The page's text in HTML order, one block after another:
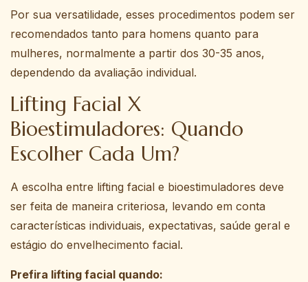
Por sua versatilidade, esses procedimentos podem ser
recomendados tanto para homens quanto para
mulheres, normalmente a partir dos 30-35 anos,
dependendo da avaliação individual.
Lifting Facial X
Bioestimuladores: Quando
Escolher Cada Um?
A escolha entre lifting facial e bioestimuladores deve
ser feita de maneira criteriosa, levando em conta
características individuais, expectativas, saúde geral e
estágio do envelhecimento facial.
Prefira lifting facial quando: